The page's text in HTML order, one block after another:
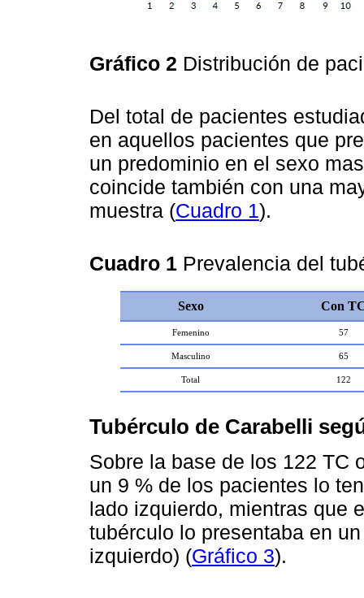
Gráfico 2 Distribución de
Del total de pacientes
en aquellos pacientes que
un predominio en el sexo
coincide también con una
muestra (Cuadro 1).
Cuadro 1 Prevalencia del
Sexo Con
Femenino 57
Masculino 65
Total 122
Tubérculo de Carabelli
Sobre la base de los 122 TC
un 9 % de los pacientes lo
lado izquierdo, mientras que
tubérculo lo presentaba en
izquierdo) (Gráfico 3).